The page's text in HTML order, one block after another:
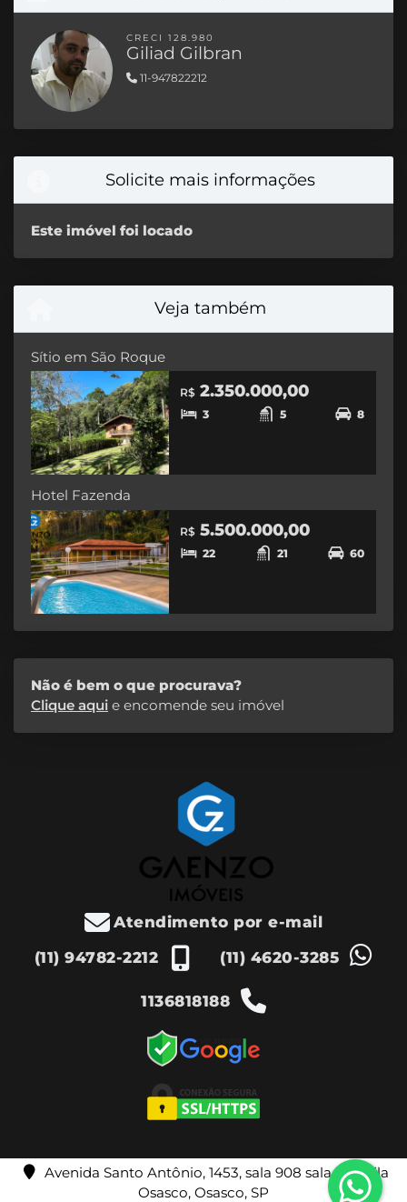
CRECI 128.980
Giliad Gilbran
11-947822212
Solicite mais informações
Este imóvel foi locado
Veja também
Sítio em São Roque
R$ 2.350.000,00
3 5 8
Hotel Fazenda
R$ 5.500.000,00
22 21 60
Não é bem o que procurava?
Clique aqui e encomende seu imóvel
Atendimento por e-mail
(11) 94782-2212
(11) 4620-3285
1136818188
Avenida Santo Antônio, 1453, sala 908 sala 910, Vila
Osasco, Osasco, SP